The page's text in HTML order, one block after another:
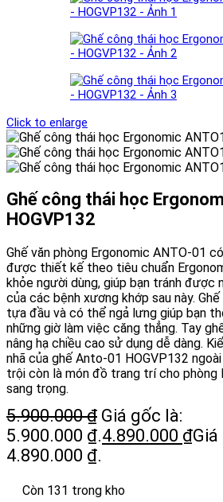
Click to enlarge
Ghế công thái học
HOGVP132
Ghế văn phòng Ergonomic ANTO-01
được thiết kế theo tiêu chuẩn
khỏe người dùng, giúp bạn tránh được
của các bệnh xương khớp sau này.
tựa đầu và có thể ngả lưng giúp bạn
những giờ làm việc căng thẳng. Tay
nâng hạ chiều cao sử dụng dễ dàng.
nhã của ghế Anto-01 HOGVP132
trội còn là món đồ trang trí cho phòng
sang trọng.
5.900.000₫ Giá gốc là:
5.900.000 ₫.4.890.000 ₫
4.890.000 ₫.
Còn 131 trong kho